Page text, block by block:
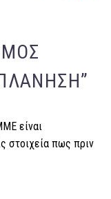
είναι
στοιχεία πως πριν